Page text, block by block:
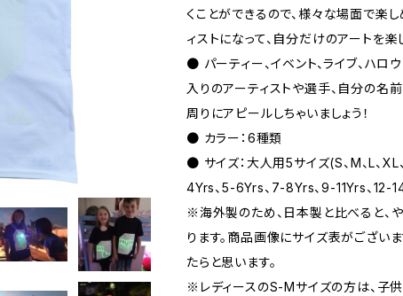
くことができるので、様々な場面で楽
ィストになって、自分だけのアートを楽
● パーティー、イベント、ライブ、ハロ
入りのアーティストや選手、自分の名
周りにアピールしちゃいましょう！
● カラー：6種類
● サイズ：大人用5サイズ(S、M、L、
4Yrs、5-6Yrs、7-8Yrs、9-11Yrs、12-
※海外製のため、日本製と比べると、
ります。商品画像にサイズ表がござい
たらと思います。
※レディースのS-Mサイズの方は、子